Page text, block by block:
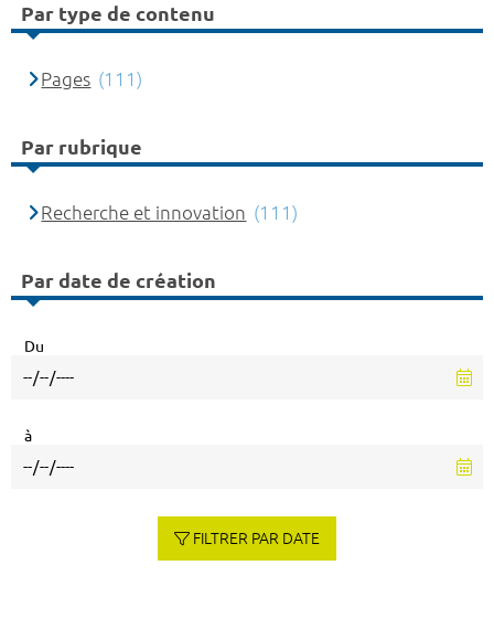
Par type de contenu
Pages (111)
Par rubrique
Recherche et innovation (111)
Par date de création
Du
à
FILTRER PAR DATE